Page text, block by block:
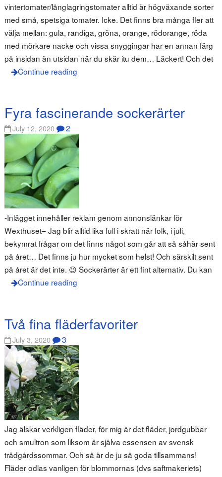
vintertomater/långlagringstomater alltid är högväxande sorter
med små, spetsiga tomater. Icke. Det finns bra många fler att
välja mellan: gula, randiga, gröna, orange, rödorange, röda
med mörkare nacke och vissa snyggingar har en annan färg
på insidan än utsidan när du skär itu dem… Läckert! Och det
Continue reading
Fyra fascinerande sockerärter
July 12, 2020 2
-Inlägget innehåller reklam genom annonslänkar för
Wexthuset– Jag blir alltid lika full i skratt när folk, i juli,
bekymrat frågar om det finns något som går att så såhär sent
på året… Det finns ju hur mycket som helst! Och särskilt sent
på året är det inte. 😉 Sockerärter är ett fint alternativ. Du kan
Continue reading
Två fina fläderfavoriter
July 3, 2020 3
Jag älskar verkligen fläder, för mig är det fläder, jordgubbar
och smultron som liksom är själva essensen av svensk
trädgårdssommar. Och så är de ju så goda tillsammans!
Fläder odlas vanligen för blommornas (dvs saftmakeriets)